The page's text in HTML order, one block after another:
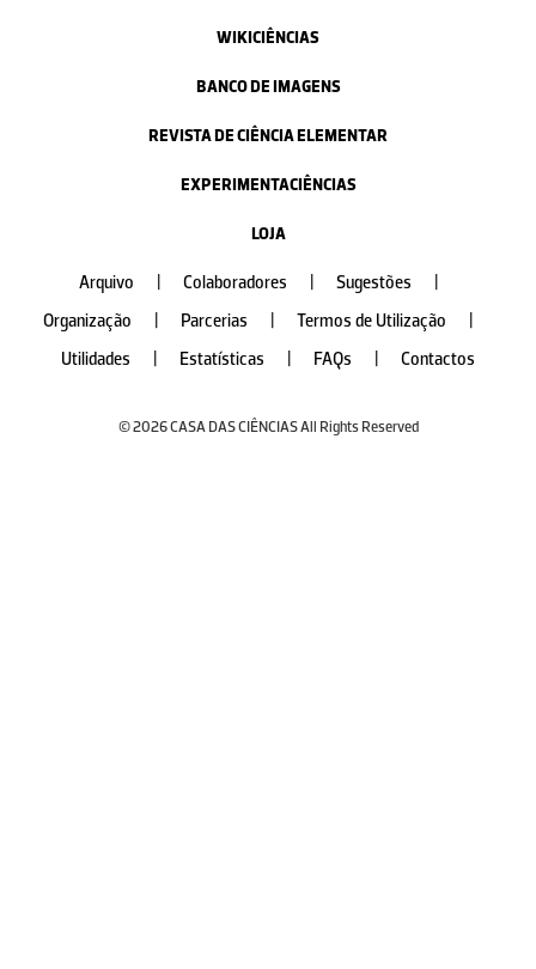
WIKICIÊNCIAS
BANCO DE IMAGENS
REVISTA DE CIÊNCIA ELEMENTAR
EXPERIMENTACIÊNCIAS
LOJA
Arquivo Colaboradores Sugestões
Organização
Parcerias Termos de Utilização
Utilidades
Estatísticas FAQs Contactos
© 2026 CASA DAS CIÊNCIAS All Rights Reserved